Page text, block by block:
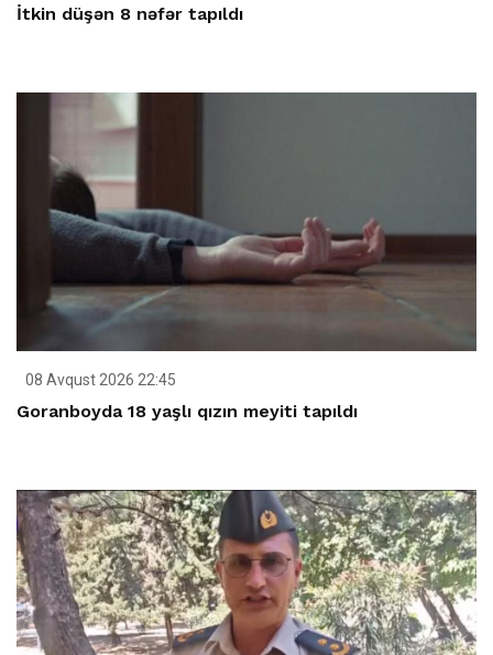
İtkin düşən 8 nəfər tapıldı
08 Avqust 2026 22:45
Goranboyda 18 yaşlı qızın meyiti tapıldı